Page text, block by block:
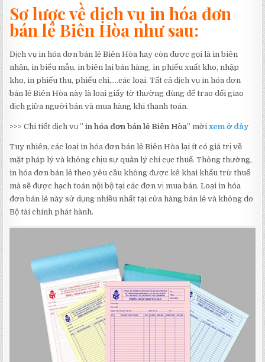
Sơ lược về dịch vụ in hóa đơn
bán lẻ Biên Hòa như sau:
Dịch vụ in hóa đơn bán lẻ Biên Hòa hay còn được gọi là in biên
nhận, in biểu mẫu, in biên lai bán hàng, in phiếu xuất kho, nhập
kho, in phiếu thu, phiếu chi,….các loại. Tất cả dịch vụ in hóa đơn
bán lẻ Biên Hòa này là loại giấy tờ thường dùng để trao đổi giao
dịch giữa người bán và mua hàng khi thanh toán.
>>> Chi tiết dịch vụ ”in hóa đơn bán lẻ Biên Hòa” mờixem ở đây
Tuy nhiên, các loại in hóa đơn bán lẻ Biên Hòa lại ít có giá trị về
mặt pháp lý và không chịu sự quản lý chi cục thuế. Thông thường,
in hóa đơn bán lẻ theo yêu cầu không được kê khai khấu trừ thuế
mà sẽ được hạch toán nội bộ tại các đơn vị mua bán. Loại in hóa
đơn bán lẻ này sử dụng nhiều nhất tại cửa hàng bán lẻ và không do
Bộ tài chính phát hành.